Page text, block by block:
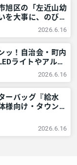
旭区の「左近山幼
を大事に、のびの
歳児募集中＞ – 神
– レアリア
2026.6.16
ッ！自治会・町内
ライトやアルミ
川・東京多摩の
2026.6.16
ーバッグ『給水
様向け・タウンニ
2026.6.16